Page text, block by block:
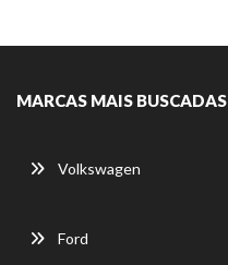
MARCAS MAIS BUSCADAS
Volkswagen
Ford